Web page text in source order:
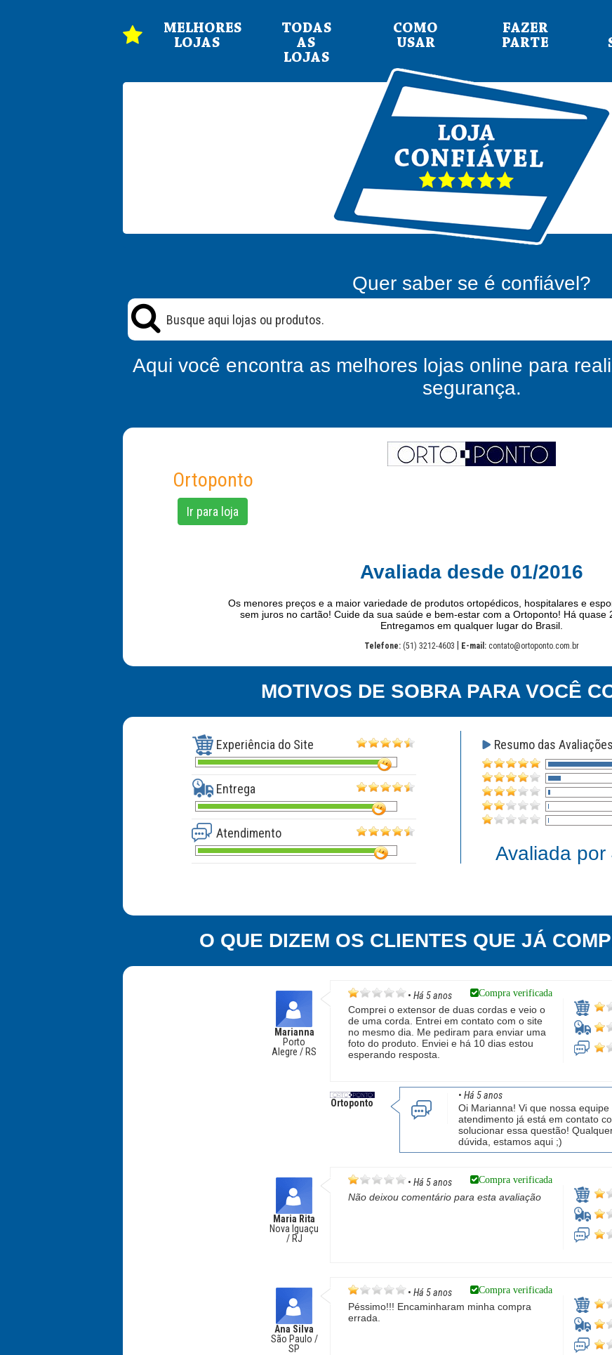
MELHORES
LOJAS
TODAS
AS
LOJAS
COMO
USAR
FAZER
PARTE
Quer saber se é confiável?
Aqui você encontra as melhores lojas online para
segurança.
Ortoponto
Ir para loja
Avaliada desde 01/2016
Os menores preços e a maior variedade de produtos ortopédicos, hospitalares e
sem juros no cartão! Cuide da sua saúde e bem-estar com a Ortoponto! Há quase
Entregamos em qualquer lugar do Brasil.
Telefone: (51) 3212-4603 E-mail: contato@ortoponto.com.br
MOTIVOS DE SOBRA PARA VOCÊ
Experiência do Site
Entrega
Atendimento
Resumo das
Avaliada por
O QUE DIZEM OS CLIENTES QUE JÁ
Marianna
Porto
Alegre / RS
• Há 5 anos Compra verificada
Comprei o extensor de duas cordas e veio o
de uma corda. Entrei em contato com o site
no mesmo dia. Me pediram para enviar uma
foto do produto. Enviei e há 10 dias estou
esperando resposta.
Ortoponto
• Há 5 anos
Oi Marianna! Vi que nossa equipe
atendimento já está em contato
solucionar essa questão!
dúvida, estamos aqui ;)
Maria Rita
Nova Iguaçu
/ RJ
• Há 5 anos Compra verificada
Não deixou comentário para esta avaliação
Ana Silva
São Paulo /
SP
• Há 5 anos Compra verificada
Péssimo!!! Encaminharam minha compra
errada.